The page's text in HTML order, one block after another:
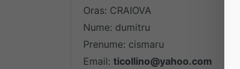
Oras: CRAIOVA
Nume: dumitru
Prenume: cismaru
Email: ticollino@yahoo.com